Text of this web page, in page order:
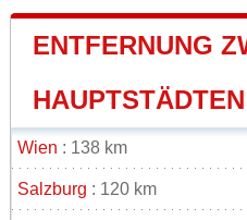
ENTFERNUNG
Wien : 138 km
Salzburg : 120 km